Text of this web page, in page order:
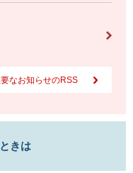
なお知らせのRSS
きは